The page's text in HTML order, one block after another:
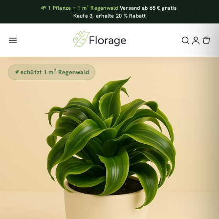
🌱 1 Pflanze = 1 m² Regenwald·Versand ab 65 € gratis·
Kaufe 3, erhalte 20 % Rabatt
schützt 1 m² Regenwald